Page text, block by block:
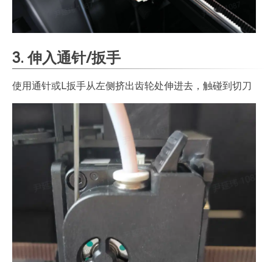
3. 伸入通针/扳手
使用通针或L扳手从左侧挤出齿轮处伸进去，触碰到切刀